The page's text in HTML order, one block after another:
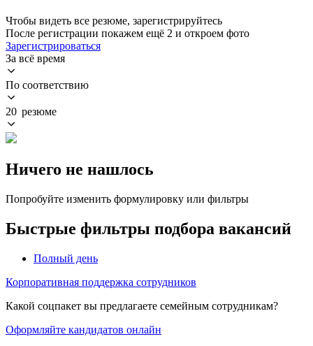
Чтобы видеть все резюме, зарегистрируйтесь
После регистрации покажем ещё 2 и откроем фото
Зарегистрироваться
За всё время
По соответствию
20 резюме
Ничего не нашлось
Попробуйте изменить формулировку или фильтры
Быстрые фильтры подбора вакансий
Полный день
Корпоративная поддержка сотрудников
Какой соцпакет вы предлагаете семейным сотрудникам?
Оформляйте кандидатов онлайн